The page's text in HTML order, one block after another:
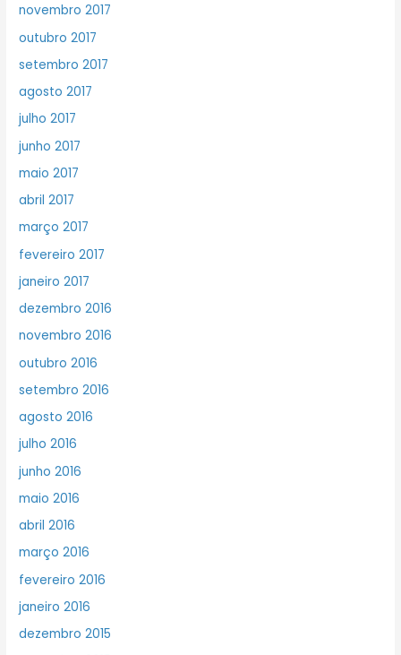
novembro 2017
outubro 2017
setembro 2017
agosto 2017
julho 2017
junho 2017
maio 2017
abril 2017
março 2017
fevereiro 2017
janeiro 2017
dezembro 2016
novembro 2016
outubro 2016
setembro 2016
agosto 2016
julho 2016
junho 2016
maio 2016
abril 2016
março 2016
fevereiro 2016
janeiro 2016
dezembro 2015